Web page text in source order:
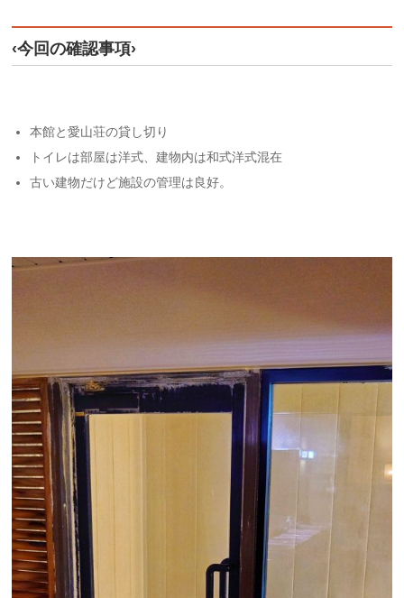
‹今回の確認事項›
本館と愛山荘の貸し切り
トイレは部屋は洋式、建物内は和式洋式混在
古い建物だけど施設の管理は良好。